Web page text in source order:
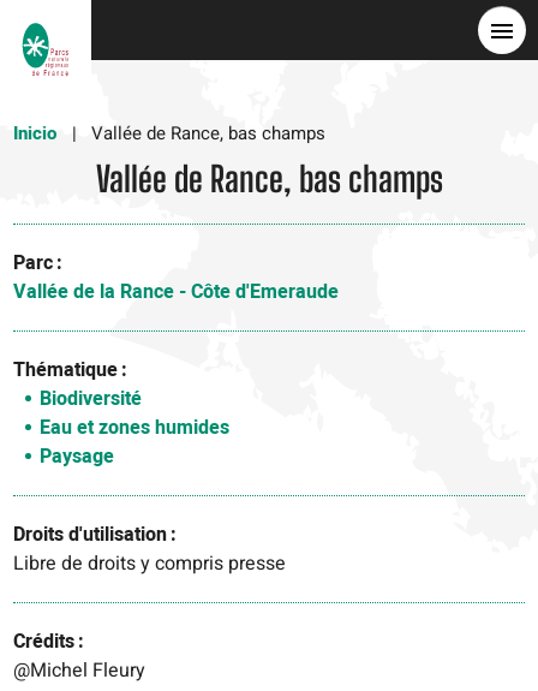
Inicio
Vallée de Rance, bas champs
Vallée de Rance, bas champs
Parc
Vallée de la Rance - Côte d'Emeraude
Thématique
Biodiversité
Eau et zones humides
Paysage
Droits d'utilisation
Libre de droits y compris presse
Crédits
@Michel Fleury